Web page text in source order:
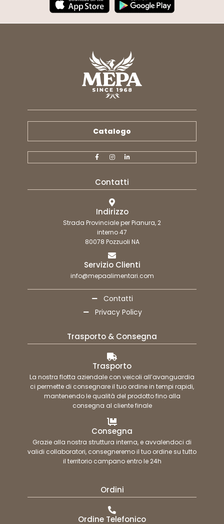
Catalogo
Contatti
Indirizzo
Strada Provinciale per Pianura, 2
interno 47
80078 Pozzuoli NA
Servizio Clienti
info@mepaalimentari.com
Contatti
Privacy Policy
Trasporto & Consegna
Trasporto
La nostra flotta aziendale con veicoli all’avanguardia
ci permette di consegnare il tuo ordine in tempi rapidi,
mantenendo le qualità del prodotto fino alla
consegna al cliente finale
Consegna
Grazie alla nostra struttura interna, e avvalendoci di
validi collaboratori, consegneremo il tuo ordine su tutto
il territorio campano entro le 24h
Ordini
Ordine Telefonico